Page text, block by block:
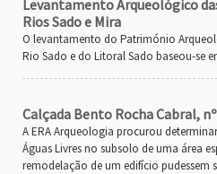
Levantamento Arqueológico
Rios Sado e Mira
O levantamento do Património
Rio Sado e do Litoral Sado baseou-se
Calçada Bento Rocha Cabral,
A ERA Arqueologia procurou
Águas Livres no subsolo de uma área
remodelação de um edifício pudessem